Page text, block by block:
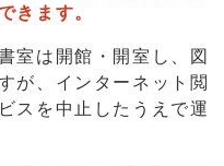
きます。
室は開館・開室し、図
が、インターネット閲
スを中止したうえで運